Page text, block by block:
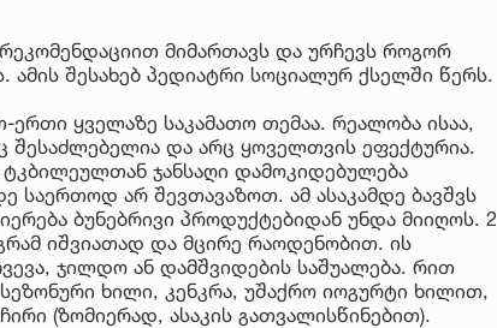
მიმართავს და ურჩევს როგორ
ამის შესახებ პედიატრი სოციალურ ქსელში წერს.
ერთი ყველაზე საკამათო თემაა. რეალობა ისაა,
და არც ყოველთვის ეფექტურია.
ჯანსაღი დამოკიდებულება
საერთოდ არ შევთავაზოთ. ამ ასაკამდე ბავშვს
ბუნებრივი პროდუქტებიდან უნდა მიიღოს. 2
იშვიათად და მცირე რაოდენობით. ის
ჯილდო ან დამშვიდების საშუალება. რით
ხილი, კენკრა, უშაქრო იოგურტი ხილით,
(ზომიერად, ასაკის გათვალისწინებით).